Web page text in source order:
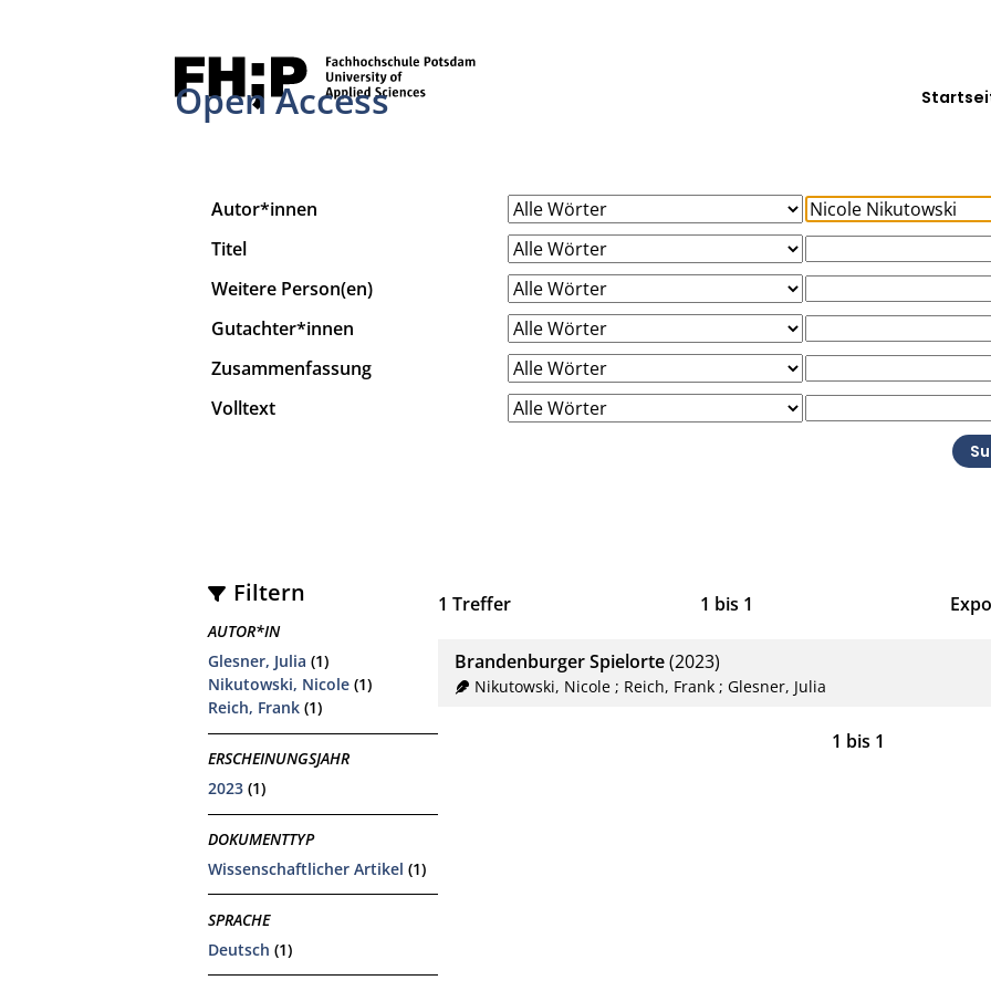
Open Access
Autor*innen
Titel
Weitere Person(en)
Gutachter*innen
Zusammenfassung
Volltext
Filtern
AUTOR*IN
Glesner, Julia (1)
Nikutowski, Nicole (1)
Reich, Frank (1)
ERSCHEINUNGSJAHR
2023 (1)
DOKUMENTTYP
Wissenschaftlicher Artikel (1)
SPRACHE
Deutsch (1)
1 Treffer 1 bis 1
Brandenburger Spielorte(2023)
Nikutowski, Nicole ; Reich, Frank ; Glesner, Julia
1 bis 1